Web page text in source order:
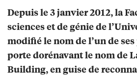
Depuis le 3 janvier 2012, la
sciences et de génie de
modifié le nom de l’un de
porte dorénavant le nom de
Building, en guise de